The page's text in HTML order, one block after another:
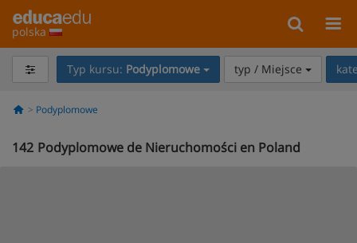
polska
Typ kursu: Podyplomowe typ / Miejsce
Podyplomowe
142 Podyplomowe de Nieruchomości en Poland